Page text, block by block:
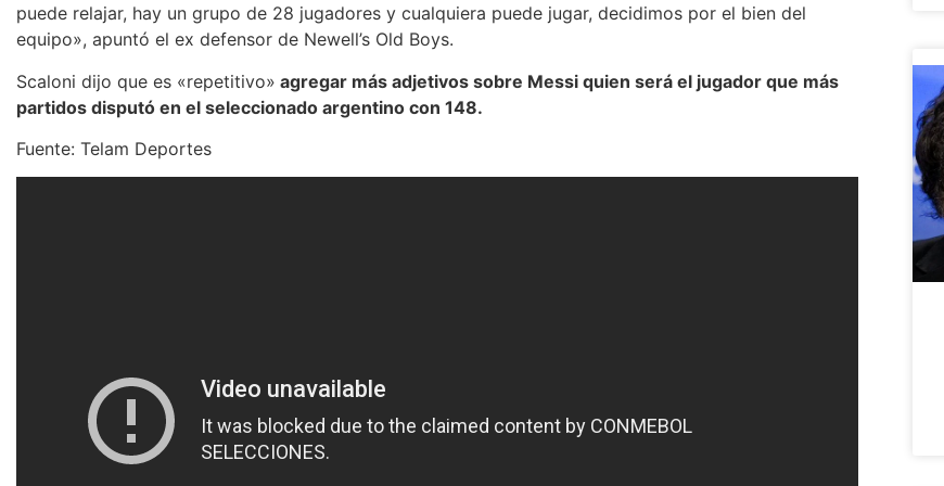
puede relajar, hay un grupo de 28 jugadores y cualquiera puede jugar, decidimos por el bien del
equipo», apuntó el ex defensor de Newell’s Old Boys.
Scaloni dijo que es «repetitivo» agregar más adjetivos sobre Messi quien será el jugador que más
partidos disputó en el seleccionado argentino con 148.
Fuente: Telam Deportes